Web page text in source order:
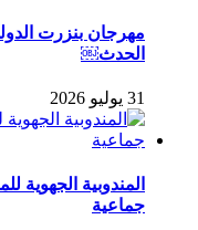
مهرجان بنزرت
الحدث￼
31 يوليو 2026
المندوبية الجهوية
جماعية